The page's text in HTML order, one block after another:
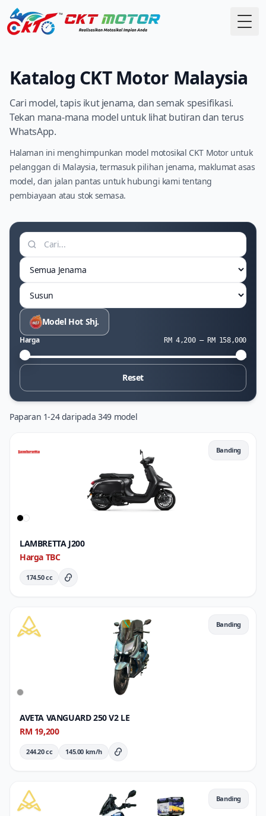
Katalog CKT Motor Malaysia
Cari model, tapis ikut jenama, dan semak spesifikasi.
Tekan mana-mana model untuk lihat butiran dan terus
WhatsApp.
Halaman ini menghimpunkan model motosikal CKT Motor untuk
pelanggan di Malaysia, termasuk pilihan jenama, maklumat asas
model, dan jalan pantas untuk hubungi kami tentang
pembiayaan atau stok semasa.
Cari motosikal
Tapis jenama
Susun
Model Hot Shj.
Harga RM 4,200 — RM 158,000
Harga minimum
Harga maksimum
Reset
Paparan 1-24 daripada 349 model
Banding
LAMBRETTA J200
Harga TBC
174.50 cc Butiran Penuh
Banding
AVETA VANGUARD 250 V2 LE
RM 19,200
244.20 cc 145.00 km/h Butiran Penuh
Banding